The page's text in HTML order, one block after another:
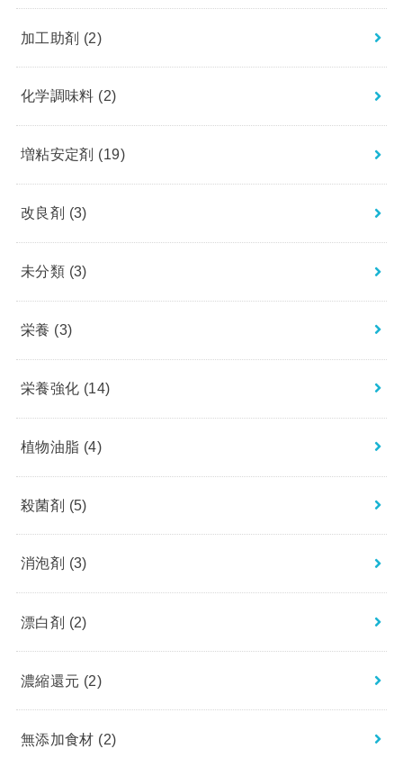
加工助剤 (2)
化学調味料 (2)
増粘安定剤 (19)
改良剤 (3)
未分類 (3)
栄養 (3)
栄養強化 (14)
植物油脂 (4)
殺菌剤 (5)
消泡剤 (3)
漂白剤 (2)
濃縮還元 (2)
無添加食材 (2)